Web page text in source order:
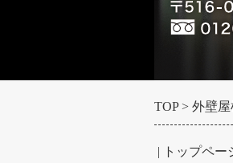
TOP 外壁
| トップペー